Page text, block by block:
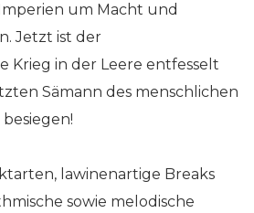
um Macht und
Jetzt ist der
Krieg in der Leere entfesselt
Sämann des menschlichen
lawinenartige Breaks
sowie melodische